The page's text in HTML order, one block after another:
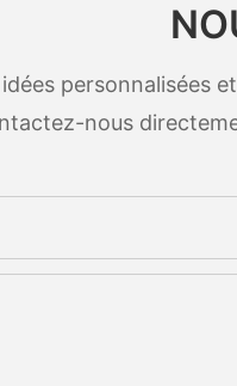
personnalisées
nous